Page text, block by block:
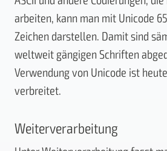
arbeiten, kann man mit Unicode
Zeichen darstellen. Damit sind
weltweit gängigen Schriften
Verwendung von Unicode ist
verbreitet.
Weiterverarbeitung